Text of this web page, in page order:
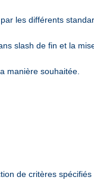
les différents
slash de fin et la
manière souhaitée.
de critères